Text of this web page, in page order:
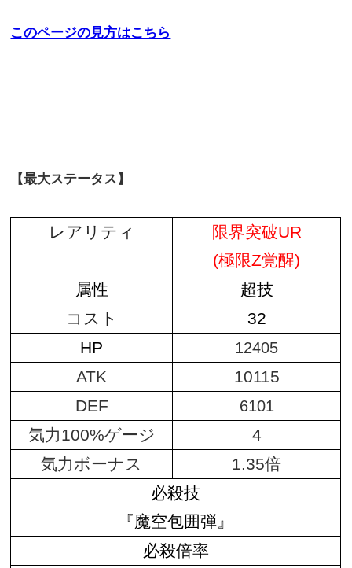
このページの見方はこちら
【最大ステータス】
レアリティ
限界突破UR
(極限Z覚醒)
属性
超技
コスト
32
HP
12405
ATK
10115
DEF
6101
気力100%ゲージ
4
気力ボーナス
1.35倍
必殺技
『魔空包囲弾』
必殺倍率